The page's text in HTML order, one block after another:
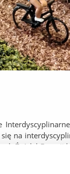
na
Źródeł
ich
branży